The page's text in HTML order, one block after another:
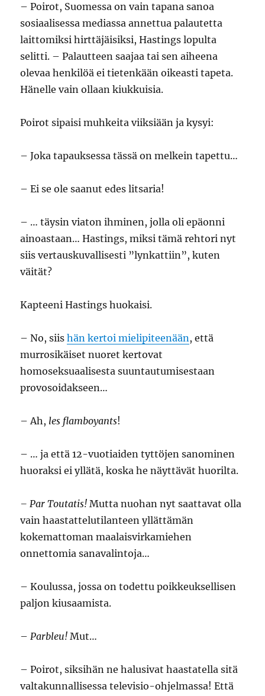
­– Poirot, Suomessa on vain tapana sanoa
sosiaalisessa mediassa annettua palautetta
laittomiksi hirttäjäisiksi, Hastings lopulta
selitti. – Palautteen saajaa tai sen aiheena
olevaa henkilöä ei tietenkään oikeasti tapeta.
Hänelle vain ollaan kiukkuisia.
Poirot sipaisi muhkeita viiksiään ja kysyi:
– Joka tapauksessa tässä on melkein tapettu…
– Ei se ole saanut edes litsaria!
– … täysin viaton ihminen, jolla oli epäonni
ainoastaan… Hastings, miksi tämä rehtori nyt
siis vertauskuvallisesti ”lynkattiin”, kuten
väität?
Kapteeni Hastings huokaisi.
– No, siishän kertoi mielipiteenään, että
murrosikäiset nuoret kertovat
homoseksuaalisesta suuntautumisestaan
provosoidakseen…
– Ah, les flamboyants!
– … ja että 12-vuotiaiden tyttöjen sanominen
huoraksi ei yllätä, koska he näyttävät huorilta.
– Par Toutatis! Mutta nuohan nyt saattavat olla
vain haastattelutilanteen yllättämän
kokemattoman maalaisvirkamiehen
onnettomia sanavalintoja…
– Koulussa, jossa on todettu poikkeuksellisen
paljon kiusaamista.
–Parbleu! Mut…
– Poirot, siksihän ne halusivat haastatella sitä
valtakunnallisessa televisio-ohjelmassa! Että